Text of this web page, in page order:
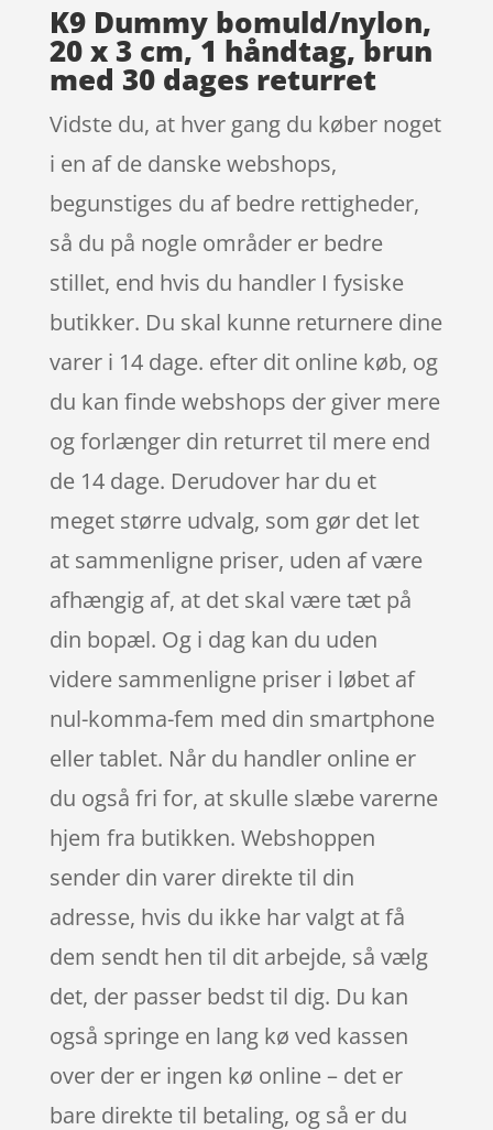
K9 Dummy bomuld/nylon,
20 x 3 cm, 1 håndtag, brun
med 30 dages returret
Vidste du, at hver gang du køber noget
i en af de danske webshops,
begunstiges du af bedre rettigheder,
så du på nogle områder er bedre
stillet, end hvis du handler I fysiske
butikker. Du skal kunne returnere dine
varer i 14 dage. efter dit online køb, og
du kan finde webshops der giver mere
og forlænger din returret til mere end
de 14 dage. Derudover har du et
meget større udvalg, som gør det let
at sammenligne priser, uden af være
afhængig af, at det skal være tæt på
din bopæl. Og i dag kan du uden
videre sammenligne priser i løbet af
nul-komma-fem med din smartphone
eller tablet. Når du handler online er
du også fri for, at skulle slæbe varerne
hjem fra butikken. Webshoppen
sender din varer direkte til din
adresse, hvis du ikke har valgt at få
dem sendt hen til dit arbejde, så vælg
det, der passer bedst til dig. Du kan
også springe en lang kø ved kassen
over der er ingen kø online – det er
bare direkte til betaling, og så er du